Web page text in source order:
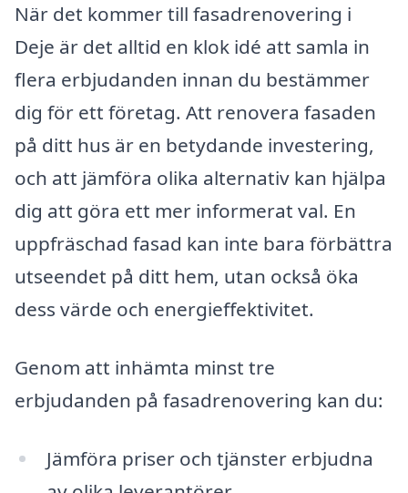
När det kommer till fasadrenovering i
Deje är det alltid en klok idé att samla in
flera erbjudanden innan du bestämmer
dig för ett företag. Att renovera fasaden
på ditt hus är en betydande investering,
och att jämföra olika alternativ kan hjälpa
dig att göra ett mer informerat val. En
uppfräschad fasad kan inte bara förbättra
utseendet på ditt hem, utan också öka
dess värde och energieffektivitet.
Genom att inhämta minst tre
erbjudanden på fasadrenovering kan du:
Jämföra priser och tjänster erbjudna